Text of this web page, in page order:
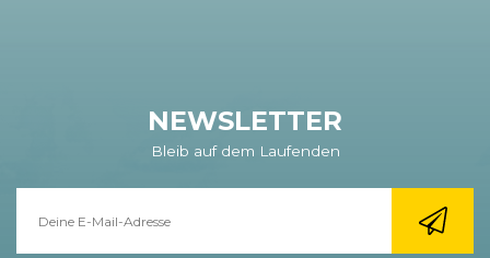
NEWSLETTER
Bleib auf dem Laufenden